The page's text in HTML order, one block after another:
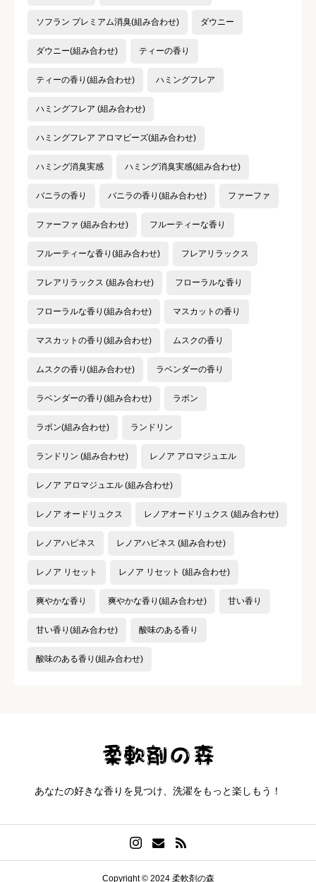
ソフラン プレミアム消臭(組み合わせ) ダウニー
ダウニー(組み合わせ) ティーの香り
ティーの香り(組み合わせ) ハミングフレア
ハミングフレア (組み合わせ)
ハミングフレア アロマビーズ(組み合わせ)
ハミング消臭実感 ハミング消臭実感(組み合わせ)
バニラの香り バニラの香り(組み合わせ) ファーファ
ファーファ (組み合わせ) フルーティーな香り
フルーティーな香り(組み合わせ) フレアリラックス
フレアリラックス (組み合わせ) フローラルな香り
フローラルな香り(組み合わせ) マスカットの香り
マスカットの香り(組み合わせ) ムスクの香り
ムスクの香り(組み合わせ) ラベンダーの香り
ラベンダーの香り(組み合わせ) ラボン
ラボン(組み合わせ) ランドリン
ランドリン (組み合わせ) レノア アロマジュエル
レノア アロマジュエル (組み合わせ)
レノア オードリュクス レノアオードリュクス (組み合わせ)
レノアハピネス レノアハピネス (組み合わせ)
レノア リセット レノア リセット (組み合わせ)
爽やかな香り 爽やかな香り(組み合わせ) 甘い香り
甘い香り(組み合わせ) 酸味のある香り
酸味のある香り(組み合わせ)
あなたの好きな香りを見つけ、洗濯をもっと楽しもう！
Copyright © 2024 柔軟剤の森